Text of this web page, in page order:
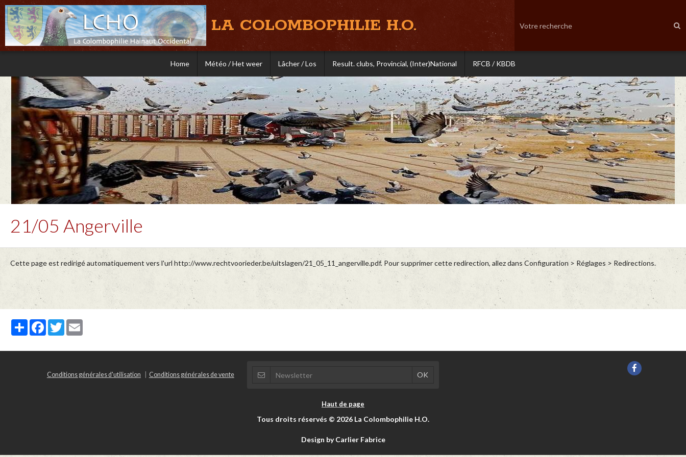
LA COLOMBOPHILIE H.O.
Home Météo / Het weer Lâcher / Los Result. clubs, Provincial, (Inter)National RFCB / KBDB
21/05 Angerville
Cette page est redirigé automatiquement vers l'url http://www.rechtvoorieder.be/uitslagen/21_05_11_angerville.pdf. Pour supprimer cette redirection, allez dans Configuration > Réglages > Redirections.
PartagerFacebook
Twitter
Conditions générales d'utilisation Conditions générales de vente
Haut de page
Tous droits réservés © 2026 La Colombophilie H.O.
Design by Carlier Fabrice